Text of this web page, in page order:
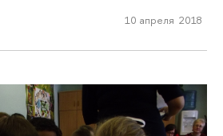
10 апреля 2018